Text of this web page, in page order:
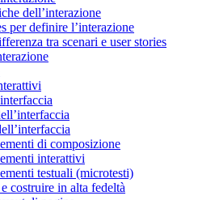
dell’interazione
per definire l’interazione
tra scenari e user stories
di composizione
interattivi
testuali (microtesti)
costruire in alta fedeltà